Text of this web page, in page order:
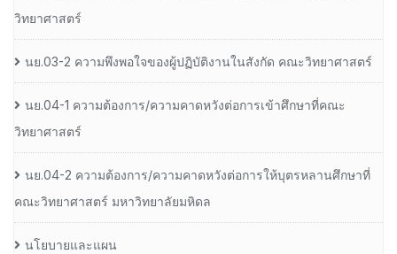
วิทยาศาสตร์
นย.03-2 ความพึงพอใจของผู้ปฏิบัติงานในสังกัด คณะวิทยาศาสตร์
นย.04-1 ความต้องการ/ความคาดหวังต่อการเข้าศึกษาที่คณะ
วิทยาศาสตร์
นย.04-2 ความต้องการ/ความคาดหวังต่อการให้บุตรหลานศึกษาที่
คณะวิทยาศาสตร์ มหาวิทยาลัยมหิดล
นโยบายและแผน